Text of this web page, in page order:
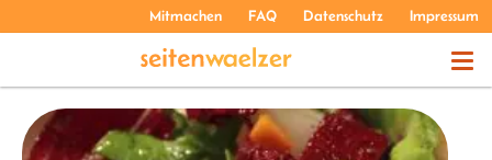
Mitmachen FAQ Datenschutz Impressum
THEMEN